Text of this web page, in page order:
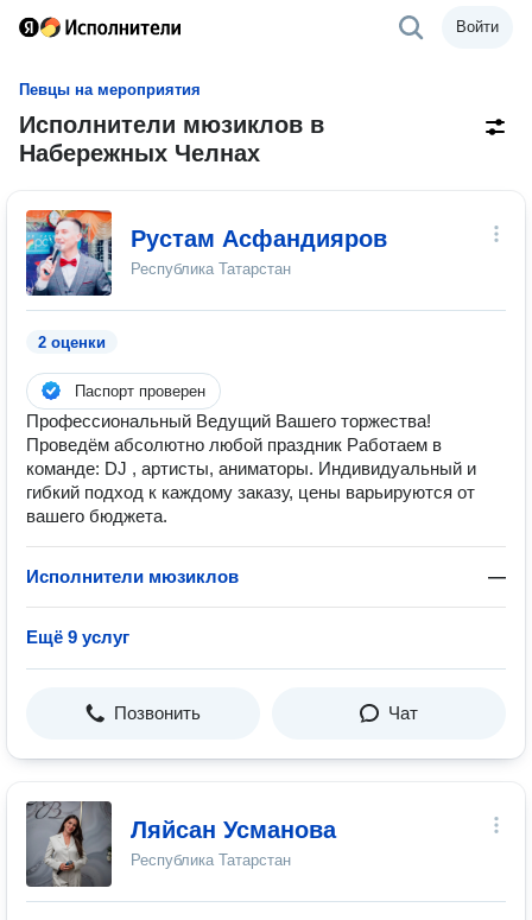
Войти
Певцы на мероприятия
Исполнители мюзиклов в
Набережных Челнах
Рустам Асфандияров
Республика Татарстан
2 оценки
Паспорт проверен
Профессиональный Ведущий Вашего торжества!
Проведём абсолютно любой праздник Работаем в
команде: DJ , артисты, аниматоры. Индивидуальный и
гибкий подход к каждому заказу, цены варьируются от
вашего бюджета.
Исполнители мюзиклов —
Ещё 9 услуг
Позвонить Чат
Ляйсан Усманова
Республика Татарстан